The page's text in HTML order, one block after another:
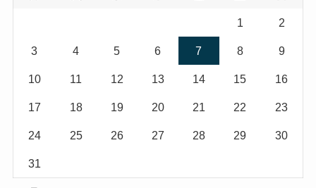
1 2
3 4 5 6 7 8 9
10 11 12 13 14 15 16
17 18 19 20 21 22 23
24 25 26 27 28 29 30
31